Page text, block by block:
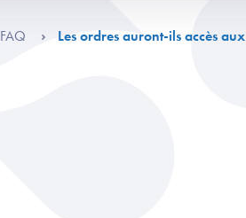
FAQ Les ordres auront-ils accès